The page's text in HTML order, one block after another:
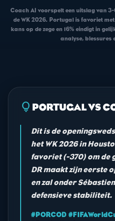
Coach AI voorspelt een uitslag van
de WK 2026. Portugal is favoriet
kans op de zege en 16% eindigt in
analyse, blessures
lightbulb PORTUGAL VS
Dit is de
het WK 2026 in
favoriet (-370) om de
DR maakt zijn eerste
en zal onder
defensieve stabiliteit.
#PORCOD